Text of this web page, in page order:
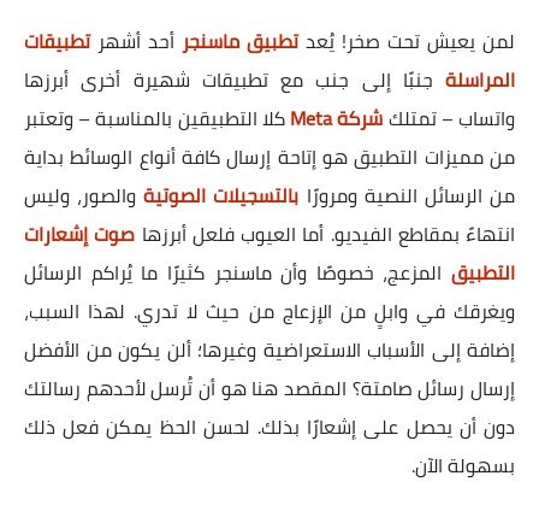
لمن يعيش تحت صخر! يُعدتطبيق ماسنجر أحد أشهرتطبيقات
المراسلة جنبًا إلى جنب مع تطبيقات شهيرة أخرى أبرزها
واتساب – تمتلكشركة Meta
كلا التطبيقين بالمناسبة – وتعتبر
من مميزات التطبيق هو إتاحة إرسال كافة أنواع الوسائط بداية
من الرسائل النصية ومرورًا بالتسجيلات الصوتيةوالصور، وليس
انتهاءً بمقاطع الفيديو. أما العيوب فلعل أبرزها صوت إشعارات
التطبيق المزعج، خصوصًا وأن ماسنجر كثيرًا ما يُراكم الرسائل
ويغرقك في وابلٍ من الإزعاج من حيث لا تدري. لهذا السبب،
إضافة إلى الأسباب الاستعراضية وغيرها؛ ألن يكون من الأفضل
إرسال رسائل صامتة؟ المقصد هنا هو أن تُرسل لأحدهم رسالتك
دون أن يحصل على إشعارًا بذلك. لحسن الحظ يمكن فعل ذلك
بسهولة الآن.